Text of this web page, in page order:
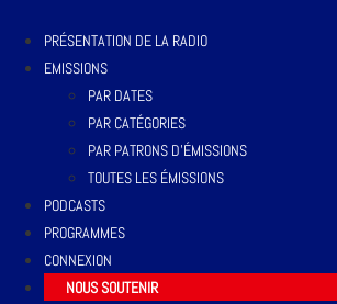
PRÉSENTATION DE LA RADIO
EMISSIONS
PAR DATES
PAR CATÉGORIES
PAR PATRONS D’ÉMISSIONS
TOUTES LES ÉMISSIONS
PODCASTS
PROGRAMMES
CONNEXION
NOUS SOUTENIR